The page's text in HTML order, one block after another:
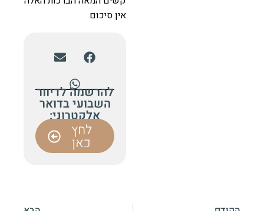
אין סיכום
להרשמה לדיוור
השבועי בדואר
אלקטרוני:
לחץ
כאן